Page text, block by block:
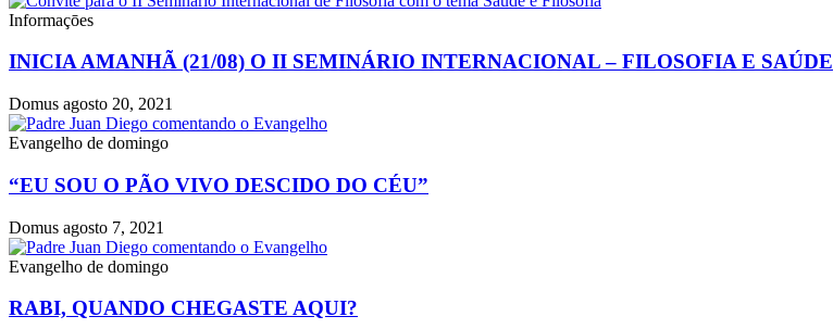
Informaçōes
INICIA AMANHÃ (21/08) O II SEMINÁRIO INTERNACIONAL – FILOSOFIA E SAÚDE
Domus agosto 20, 2021
Evangelho de domingo
“EU SOU O PÃO VIVO DESCIDO DO CÉU”
Domus agosto 7, 2021
Evangelho de domingo
RABI, QUANDO CHEGASTE AQUI?